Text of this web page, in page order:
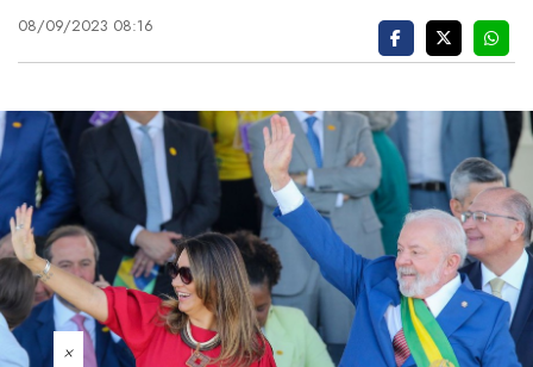
08/09/2023 08:16
×